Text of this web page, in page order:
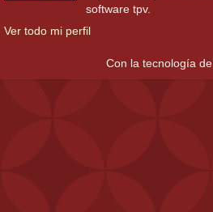
software tpv.
Ver todo mi perfil
Con la tecnología de